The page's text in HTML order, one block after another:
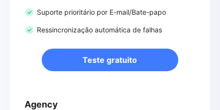
Suporte prioritário por E-mail/Bate-papo
Ressincronização automática de falhas
Teste gratuito
Agency